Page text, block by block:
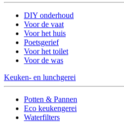
DIY onderhoud
Voor de vaat
Voor het huis
Poetsgerief
Voor het toilet
Voor de was
Keuken- en lunchgerei
Potten & Pannen
Eco keukengerei
Waterfilters